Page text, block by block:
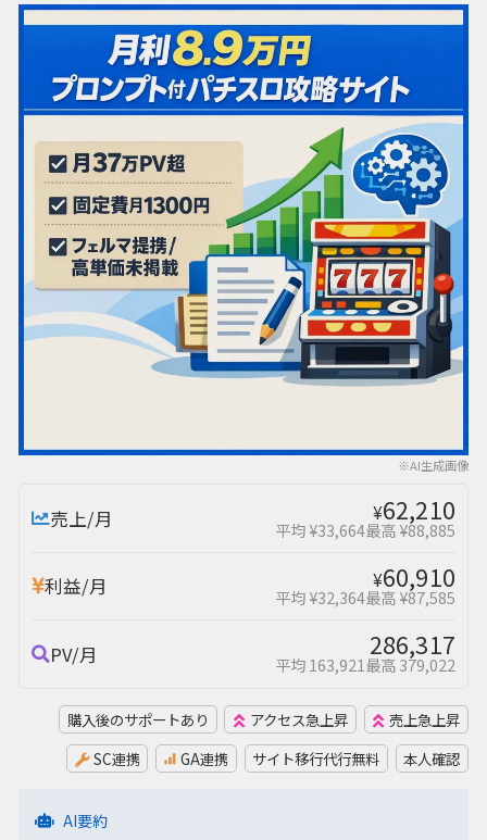
※AI生成画像
売上/月 ¥62,210
平均 ¥33,664最高 ¥88,885
利益/月 ¥60,910
平均 ¥32,364最高 ¥87,585
PV/月 286,317
平均 163,921最高 379,022
購入後のサポートあり アクセス急上昇
売上急上昇
SC連携
GA連携 サイト移行代行無料 本人確認
AI要約